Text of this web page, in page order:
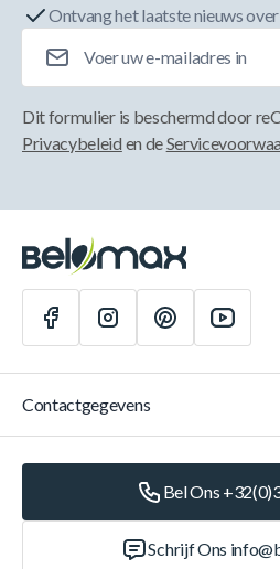
Ontvang het laatste nieuws
Dit formulier is beschermd door
Privacybeleid en de
Contactgegevens
Bel Ons
Schrijf Ons